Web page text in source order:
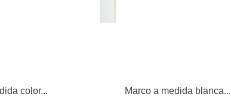
color... Marco a medida blanca...